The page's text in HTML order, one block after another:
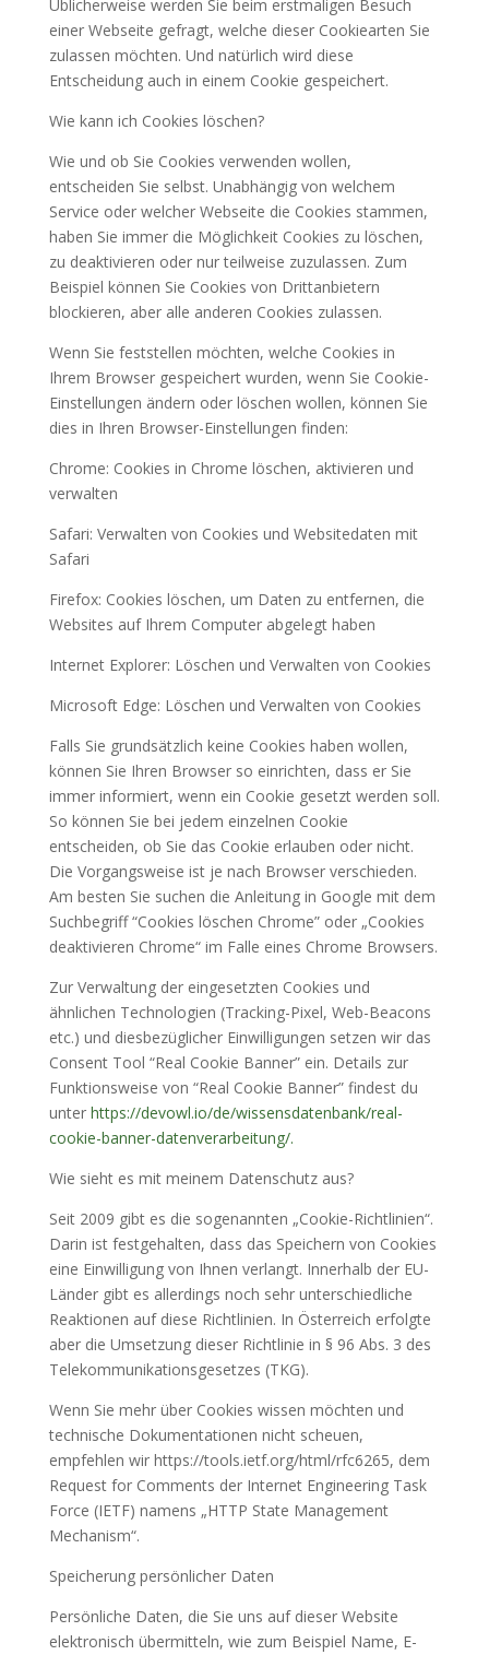
Üblicherweise werden Sie beim erstmaligen Besuch
einer Webseite gefragt, welche dieser Cookiearten Sie
zulassen möchten. Und natürlich wird diese
Entscheidung auch in einem Cookie gespeichert.
Wie kann ich Cookies löschen?
Wie und ob Sie Cookies verwenden wollen,
entscheiden Sie selbst. Unabhängig von welchem
Service oder welcher Webseite die Cookies stammen,
haben Sie immer die Möglichkeit Cookies zu löschen,
zu deaktivieren oder nur teilweise zuzulassen. Zum
Beispiel können Sie Cookies von Drittanbietern
blockieren, aber alle anderen Cookies zulassen.
Wenn Sie feststellen möchten, welche Cookies in
Ihrem Browser gespeichert wurden, wenn Sie Cookie-
Einstellungen ändern oder löschen wollen, können Sie
dies in Ihren Browser-Einstellungen finden:
Chrome: Cookies in Chrome löschen, aktivieren und
verwalten
Safari: Verwalten von Cookies und Websitedaten mit
Safari
Firefox: Cookies löschen, um Daten zu entfernen, die
Websites auf Ihrem Computer abgelegt haben
Internet Explorer: Löschen und Verwalten von Cookies
Microsoft Edge: Löschen und Verwalten von Cookies
Falls Sie grundsätzlich keine Cookies haben wollen,
können Sie Ihren Browser so einrichten, dass er Sie
immer informiert, wenn ein Cookie gesetzt werden soll.
So können Sie bei jedem einzelnen Cookie
entscheiden, ob Sie das Cookie erlauben oder nicht.
Die Vorgangsweise ist je nach Browser verschieden.
Am besten Sie suchen die Anleitung in Google mit dem
Suchbegriff “Cookies löschen Chrome” oder „Cookies
deaktivieren Chrome“ im Falle eines Chrome Browsers.
Zur Verwaltung der eingesetzten Cookies und
ähnlichen Technologien (Tracking-Pixel, Web-Beacons
etc.) und diesbezüglicher Einwilligungen setzen wir das
Consent Tool “Real Cookie Banner” ein. Details zur
Funktionsweise von “Real Cookie Banner” findest du
unter https://devowl.io/de/wissensdatenbank/real-
cookie-banner-datenverarbeitung/.
Wie sieht es mit meinem Datenschutz aus?
Seit 2009 gibt es die sogenannten „Cookie-Richtlinien“.
Darin ist festgehalten, dass das Speichern von Cookies
eine Einwilligung von Ihnen verlangt. Innerhalb der EU-
Länder gibt es allerdings noch sehr unterschiedliche
Reaktionen auf diese Richtlinien. In Österreich erfolgte
aber die Umsetzung dieser Richtlinie in § 96 Abs. 3 des
Telekommunikationsgesetzes (TKG).
Wenn Sie mehr über Cookies wissen möchten und
technische Dokumentationen nicht scheuen,
empfehlen wir https://tools.ietf.org/html/rfc6265, dem
Request for Comments der Internet Engineering Task
Force (IETF) namens „HTTP State Management
Mechanism“.
Speicherung persönlicher Daten
Persönliche Daten, die Sie uns auf dieser Website
elektronisch übermitteln, wie zum Beispiel Name, E-